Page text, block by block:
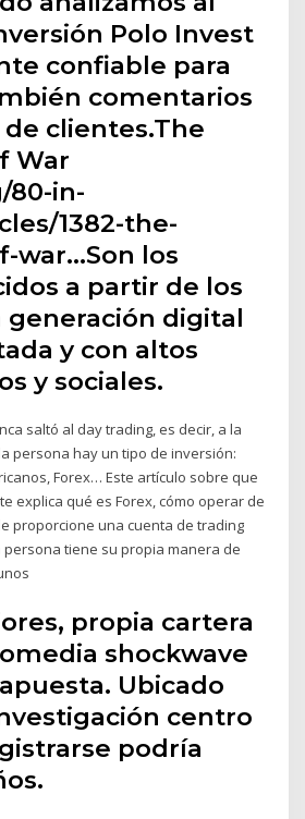
Polo Invest
confiable para
comentarios
clientes.The
War
80-in-
1382-the-
war…Son los
a partir de los
generación digital
y con altos
y sociales.
saltó al day trading, es decir, a la
persona hay un tipo de inversión:
Forex… Este artículo sobre que
explica qué es Forex, cómo operar de
proporcione una cuenta de trading
persona tiene su propia manera de
propia cartera
shockwave
Ubicado
centro
podría